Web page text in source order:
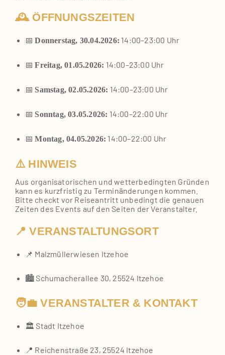
🕰 ÖFFNUNGSZEITEN
📅Don­ners­tag, 30.04.2026: 14:00–23:00 Uhr
📅Frei­tag, 01.05.2026: 14:00–23:00 Uhr
📅 Sams­tag, 02.05.2026: 14:00–23:00 Uhr
📅 Sonn­tag, 03.05.2026: 14:00–22:00 Uhr
📅Mon­tag, 04.05.2026: 14:00–22:00 Uhr
⚠️ HINWEIS
Aus orga­ni­sa­to­ri­schen und wet­ter­be­ding­ten Grün­den
kann es kurz­fris­tig zu Ter­min­än­de­run­gen kom­men.
Bit­te checkt vor Rei­se­an­tritt unbe­dingt die genau­en
Zei­ten des Events auf den Sei­ten der Ver­an­stal­ter.
📍 VERANSTALTUNGSORT
📌 Malz­mül­ler­wie­sen Itze­hoe
🏙️ Schu­ma­cher­al­lee 30, 25524 Itze­hoe
🧑‍💼 VERANSTALTER & KONTAKT
🏛️ Stadt Itze­hoe
📍 Rei­chen­stra­ße 23, 25524 Itze­hoe